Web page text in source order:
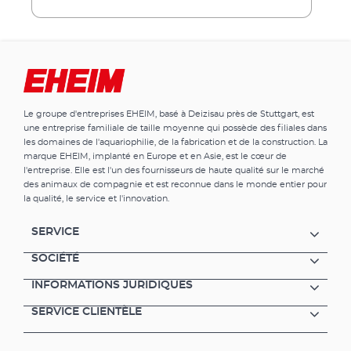
rotative. Avantages du EHEIM pickup Petit
pour déterminer la direction du rejet Support
de filtre avec mousse de filtration facile à
Complètement équipé avec cartouche de
filtration, utilisable de suite Il est possible de
mettre en place une cartouche de charbon
actif pour le nettoyage par adosrption (p.ex.
lors d’une installation neuve ou après un
Consommation 3,5-6 W Volume du filtre
50 x36 mm Masses de filtratioon Cartouche
mécanique – biologique) Cartouche charbon
actif pour nettoyage par adsorption (p. ex.
Le groupe d'entreprises EHEIM, basé à Deizisau près de Stuttgart, est
une entreprise familiale de taille moyenne qui possède des filiales dans
les domaines de l'aquariophilie, de la fabrication et de la construction. La
marque EHEIM, implanté en Europe et en Asie, est le cœur de
l'entreprise. Elle est l'un des fournisseurs de haute qualité sur le marché
des animaux de compagnie et est reconnue dans le monde entier pour
la qualité, le service et l'innovation.
SERVICE
SOCIÉTÉ
INFORMATIONS JURIDIQUES
SERVICE CLIENTÈLE